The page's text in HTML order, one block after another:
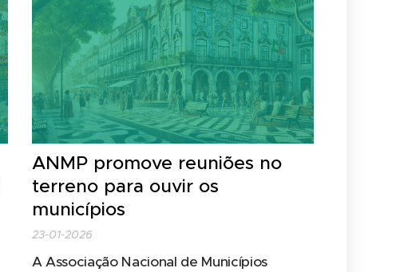
ANMP promove reuniões no
terreno para ouvir os
municípios
23-01-2026
A Associação Nacional de Municípios